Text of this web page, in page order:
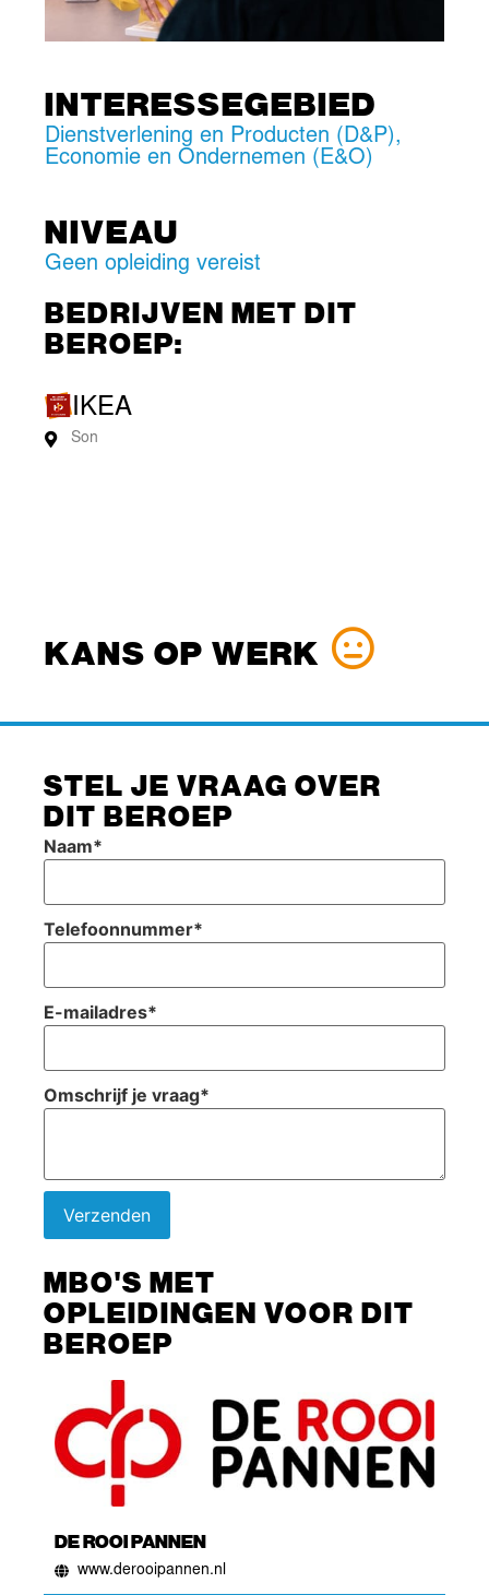
INTERESSEGEBIED
Dienstverlening en Producten (D&P),
Economie en Ondernemen (E&O)
NIVEAU
Geen opleiding vereist
BEDRIJVEN MET DIT
BEROEP:
IKEA
Son
KANS OP WERK
STEL JE VRAAG OVER
DIT BEROEP
Naam*
Telefoonnummer*
E-mailadres*
Omschrijf je vraag*
Verzenden
MBO'S MET
OPLEIDINGEN VOOR DIT
BEROEP
DE ROOI PANNEN
www.derooipannen.nl